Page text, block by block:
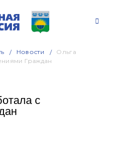
Новости
Ольга
Граждан
с